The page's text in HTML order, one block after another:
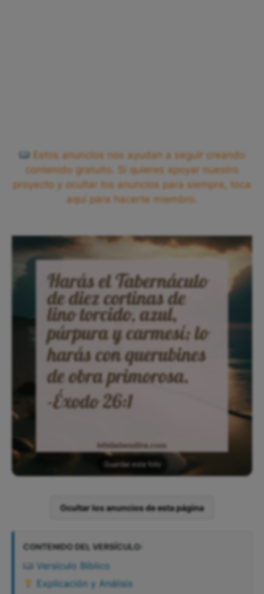
Estos anuncios nos ayudan a seguir creando
contenido gratuito. Si quieres apoyar nuestro
proyecto y ocultar los anuncios para siempre, toca
aquí para hacerte miembro.
Guardar esta foto
Ocultar los anuncios de esta página
CONTENIDO DEL VERSÍCULO:
Versículo Bíblico
Explicación y Análisis